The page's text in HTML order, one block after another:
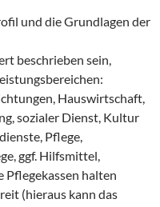
und die Grundlagen der
beschrieben sein,
Hauswirtschaft,
sozialer Dienst, Kultur
Pflege,
ggf. Hilfsmittel,
Pflegekassen halten
(hieraus kann das